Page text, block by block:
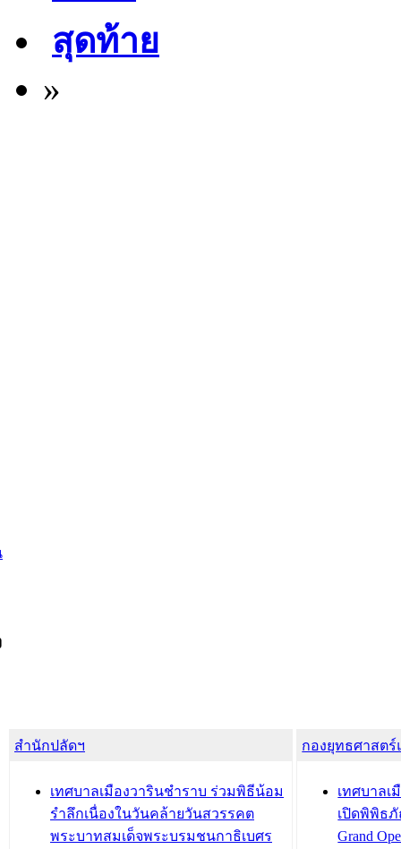
สุดท้าย
»
สำนักปลัดฯ
เทศบาลเมืองวารินชำราบ ร่วมพิธีน้อม
รำลึกเนื่องในวันคล้ายวันสวรรคต
พระบาทสมเด็จพระบรมชนกาธิเบศร
กองยุทธศาสต
เทศบาลเ
เปิดพิพิธภั
Grand